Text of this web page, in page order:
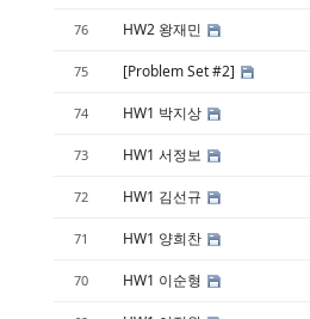
76 HW2 왕재민
75 [Problem Set #2]
74 HW1 박지상
73 HW1 서정보
72 HW1 김선규
71 HW1 양희찬
70 HW1 이순형